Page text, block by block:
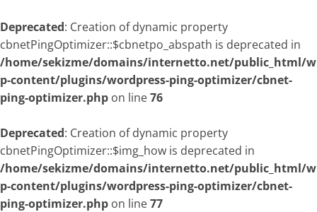
Deprecated: Creation of dynamic property
cbnetPingOptimizer::$cbnetpo_abspath is deprecated in
/home/sekizme/domains/internetto.net/public_html/w
p-content/plugins/wordpress-ping-optimizer/cbnet-
ping-optimizer.php on line76
Deprecated: Creation of dynamic property
cbnetPingOptimizer::$img_how is deprecated in
/home/sekizme/domains/internetto.net/public_html/w
p-content/plugins/wordpress-ping-optimizer/cbnet-
ping-optimizer.php on line77